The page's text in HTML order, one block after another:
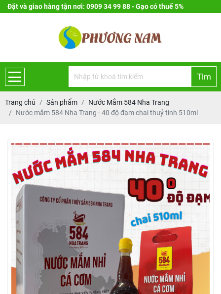
Đặt và giao hàng tận nơi: 0909 34 99 88 - Gạo có thuế 5%
Tìm
Trang chủ Sản phẩm
Nước Mắm 584 Nha Trang
Nước mắm 584 Nha Trang - 40 độ đạm chai thuỷ tinh 510ml